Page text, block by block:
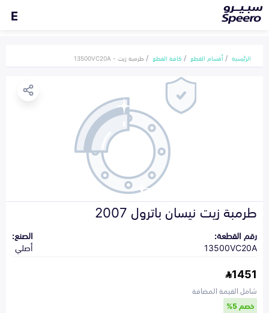
E
الرئيسية أقسام القطع كافة القطع طرمبة زيت - 13500VC20A
طرمبة زيت نيسان باترول 2007
رقم القطعة:
13500VC20A
الصنع:
أصلي
1451
شامل القيمة المضافة
خصم 5%